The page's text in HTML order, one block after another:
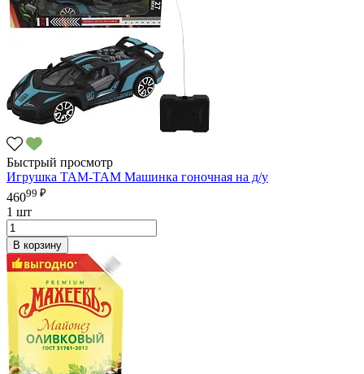
Быстрый просмотр
Игрушка ТАМ-ТАМ Машинка гоночная на д/у
46099 ₽
1 шт
В корзину